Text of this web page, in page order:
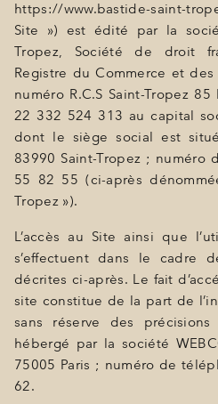
HOME
SERVICES
SUITES & ROOMS
RESTAURANT
SPA BY
GIFT
EVENTS
PHOTOS
LOCATION
https://www.bastide-saint-
Site ») est édité par la
Tropez, Société de droit
Registre du Commerce et
numéro R.C.S Saint-Tropez
22 332 524 313 au capital
dont le siège social est
83990 Saint-Tropez ; numéro
55 82 55 (ci-après
Tropez »).
L’accès au Site ainsi que
s’effectuent dans le cadre
décrites ci-après. Le fait
site constitue de la part de
sans réserve des
hébergé par la société
75005 Paris ; numéro de
62.